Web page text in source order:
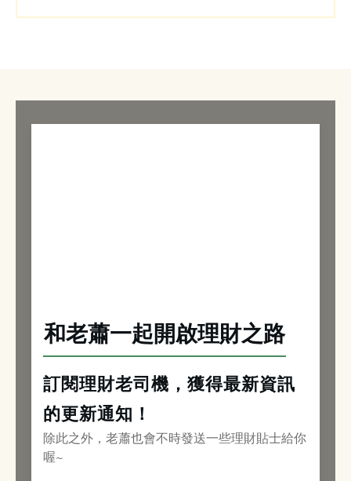
和老蕭一起開啟理財之路
訂閱理財老司機，獲得最新資訊
的更新通知！
除此之外，老蕭也會不時發送一些理財貼士給你
喔~